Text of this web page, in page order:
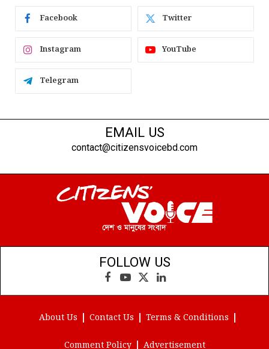
Facebook Twitter
Instagram YouTube
Telegram
EMAIL US
contact@citizensvoicebd.com
FOLLOW US
Facebook
YouTube
X
(Twitter)
LinkedIn
About Us Contact Us Terms & Conditions
Comment Policy Advertisement